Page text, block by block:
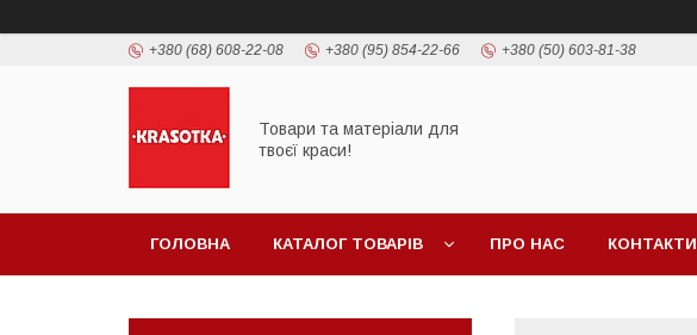
+380 (68) 608-22-08 +380 (95) 854-22-66 +380 (50) 603-81-38
Товари та матеріали для
твоєї краси!
ГОЛОВНА КАТАЛОГ ТОВАРIВ ПРО НАС КОНТАКТИ